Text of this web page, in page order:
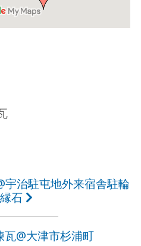
治駐屯地外来宿舎駐輪
石
@大津市杉浦町